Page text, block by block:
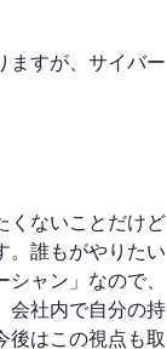
ますが、サイバー
くないことだけど
。誰もがやりたい
ャン」なので、
会社内で自分の持
後はこの視点も取